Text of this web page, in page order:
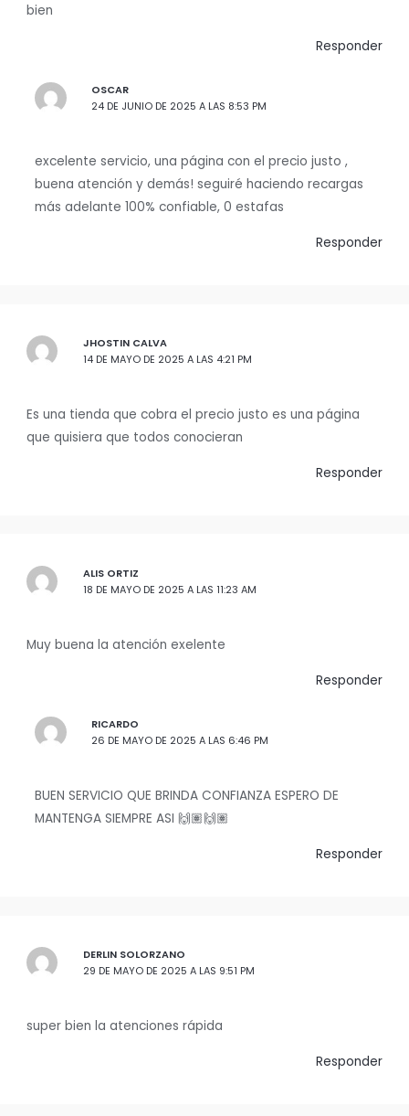
bien
Responder
OSCAR
24 DE JUNIO DE 2025 A LAS 8:53 PM
excelente servicio, una página con el precio justo ,
buena atención y demás! seguiré haciendo recargas
más adelante 100% confiable, 0 estafas
Responder
JHOSTIN CALVA
14 DE MAYO DE 2025 A LAS 4:21 PM
Es una tienda que cobra el precio justo es una página
que quisiera que todos conocieran
Responder
ALIS ORTIZ
18 DE MAYO DE 2025 A LAS 11:23 AM
Muy buena la atención exelente
Responder
RICARDO
26 DE MAYO DE 2025 A LAS 6:46 PM
BUEN SERVICIO QUE BRINDA CONFIANZA ESPERO DE
MANTENGA SIEMPRE ASI 🙌🏽🙌🏽
Responder
DERLIN SOLORZANO
29 DE MAYO DE 2025 A LAS 9:51 PM
super bien la atenciones rápida
Responder